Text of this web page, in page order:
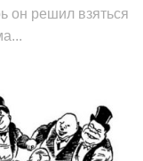
он решил взяться